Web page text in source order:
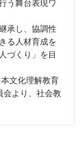
う舞台表現ワ
承し、協調性
る人材育成を
づくり」を目
⽂化理解教育
より、社会教